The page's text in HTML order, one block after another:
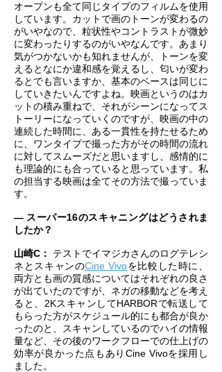
オープンも全て同じタイプのフィルムを使用
しています。カットで画のトーンが変わるの
がいやなので、粒状性やコントラストが微妙
に変わったりするのがいやなんです。あまり
気がつかないかも知れませんが、トーンを変
えるとなにか違和感を覚えるし、匂いが変わ
るとでも言いますか、基本のベースは同じに
していきたいんですよね。映画というのはカ
ットの積み重ねで、それがシーンになってス
トーリーになっていくのですが、映画の中の
連続した時間に、ある一貫性を持たせるため
に、ワンタイプで撮った方がその時間の流れ
に対してスムーズだと思いますし、感情的に
も理論的にも合っていると思っています。私
の担当する映画は全てその方法で撮っていま
す。
― スーパー16のスキャニングはどうされま
したか？
山崎C：
テストでイマジカさんのログテレシ
ネとスキャンのCine Vivoを比較した時に、
両方とも画の質感についてはそれぞれの良さ
が出ていたのですが、ネガの移動などを考え
ると、2KスキャンしてHARBORで転送して
もらった方がスケジュール的にも都合が良か
ったのと、スキャンしているのでハイの情報
量など、その後のワークフローでの仕上げの
効率が良かった点もありCine Vivoを採用し
ました。